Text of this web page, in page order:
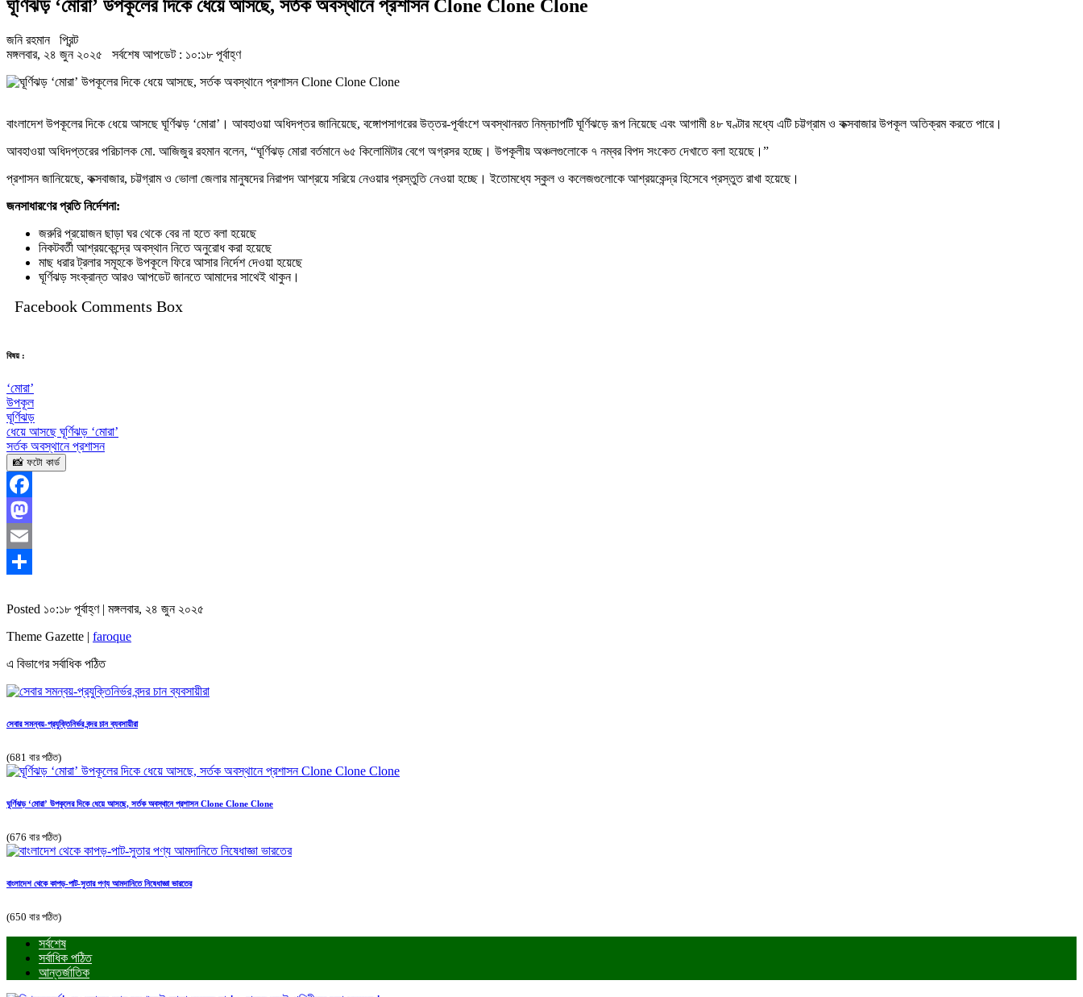
ঘূর্ণিঝড় ‘মোরা’ উপকূলের দিকে ধেয়ে আসছে, সর্তক অবস্থানে প্রশাসন Clone Clone Clone
জনি রহমান প্রিন্ট
মঙ্গলবার, ২৪ জুন ২০২৫ সর্বশেষ আপডেট : ১০:১৮ পূর্বাহ্ণ
বাংলাদেশ উপকূলের দিকে ধেয়ে আসছে ঘূর্ণিঝড় ‘মোরা’। আবহাওয়া অধিদপ্তর জানিয়েছে, বঙ্গোপসাগরের উত্তর-পূর্বাংশে অবস্থানরত নিম্নচাপটি ঘূর্ণিঝড়ে রূপ নিয়েছে এবং আগামী ৪৮ ঘণ্টার মধ্যে এটি চট্টগ্রাম ও কক্সবাজার উপকূল অতিক্রম করতে পারে।
আবহাওয়া অধিদপ্তরের পরিচালক মো. আজিজুর রহমান বলেন, “ঘূর্ণিঝড় মোরা বর্তমানে ৬৫ কিলোমিটার বেগে অগ্রসর হচ্ছে। উপকূলীয় অঞ্চলগুলোকে ৭ নম্বর বিপদ সংকেত দেখাতে বলা হয়েছে।”
প্রশাসন জানিয়েছে, কক্সবাজার, চট্টগ্রাম ও ভোলা জেলার মানুষদের নিরাপদ আশ্রয়ে সরিয়ে নেওয়ার প্রস্তুতি নেওয়া হচ্ছে। ইতোমধ্যে স্কুল ও কলেজগুলোকে আশ্রয়কেন্দ্র হিসেবে প্রস্তুত রাখা হয়েছে।
জনসাধারণের প্রতি নির্দেশনা:
জরুরি প্রয়োজন ছাড়া ঘর থেকে বের না হতে বলা হয়েছে
নিকটবর্তী আশ্রয়কেন্দ্রে অবস্থান নিতে অনুরোধ করা হয়েছে
মাছ ধরার ট্রলার সমূহকে উপকূলে ফিরে আসার নির্দেশ দেওয়া হয়েছে
ঘূর্ণিঝড় সংক্রান্ত আরও আপডেট জানতে আমাদের সাথেই থাকুন।
Facebook Comments Box
বিষয় :
‘মোরা’
উপকূল
ঘূর্ণিঝড়
ধেয়ে আসছে ঘূর্ণিঝড় ‘মোরা’
সর্তক অবস্থানে প্রশাসন
📸 ফটো কার্ড
Facebook
Mastodon
Email
Posted ১০:১৮ পূর্বাহ্ণ | মঙ্গলবার, ২৪ জুন ২০২৫
Theme Gazette | faroque
এ বিভাগের সর্বাধিক পঠিত
সেবার সমন্বয়-প্রযুক্তিনির্ভর বন্দর চান ব্যবসায়ীরা
(681 বার পঠিত)
ঘূর্ণিঝড় ‘মোরা’ উপকূলের দিকে ধেয়ে আসছে, সর্তক অবস্থানে প্রশাসন Clone Clone Clone
(676 বার পঠিত)
বাংলাদেশ থেকে কাপড়-পাট-সুতার পণ্য আমদানিতে নিষেধাজ্ঞা ভারতের
(650 বার পঠিত)
সর্বশেষ
সর্বাধিক পঠিত
আন্তর্জাতিক